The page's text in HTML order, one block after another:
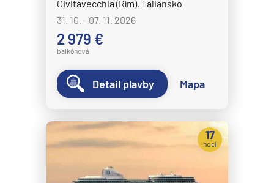
Civitavecchia (Rím), Taliansko
31. 10. - 07. 11. 2026
2 979 €
balkónová
Detail plavby Mapa
17
nocí